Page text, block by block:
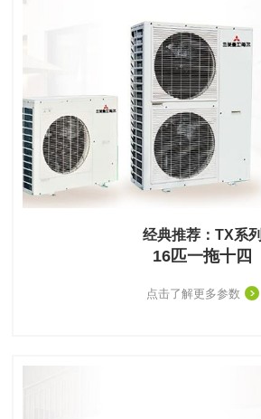
经典推荐：TX系列
16匹一拖十四
点击了解更多参数